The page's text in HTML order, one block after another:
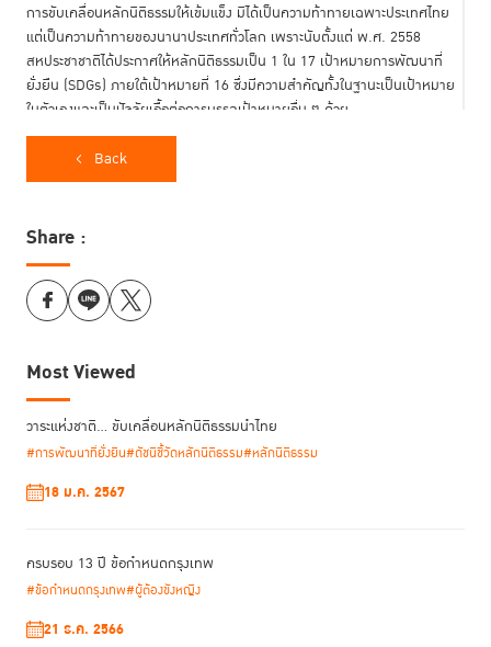
การขับเคลื่อนหลักนิติธรรมให้เข้มแข็ง มิได้เป็นความท้าทายเฉพาะประเทศไทย
แต่เป็นความท้าทายของนานาประเทศทั่วโลก เพราะนับตั้งแต่ พ.ศ. 2558
สหประชาชาติได้ประกาศให้หลักนิติธรรมเป็น 1 ใน 17 เป้าหมายการพัฒนาที่
ยั่งยืน (SDGs) ภายใต้เป้าหมายที่ 16 ซึ่งมีความสำคัญทั้งในฐานะเป็นเป้าหมาย
ในตัวเองและเป็นปัจจัยเอื้อต่อการบรรลุเป้าหมายอื่น ๆ ด้วย
Word Justice Project (WJP) ได้จัดทำดัชนีชี้วัดหลักนิติธรรม (Rule of
Law Index) เพื่อเป็นเครื่องมือในการประเมินความมีนิติธรรมของแต่ละ
เหมาะสม การปราศจากการคอร์รัปชัน รัฐบาลโปร่งใส สิทธิมนุษยชนขั้นพื้นฐาน
ทางแพ่ง และกระบวนการยุติธรรมทางอาญา
Ms. Elizabeth Andersen ผู้อำนวยการ WJP
ผู้เชี่ยวชาญของประเทศนั้น ๆ โดยในปี 2566 ได้ทำการสำรวจ 149,000 ครัว
เรือน ผู้เชี่ยวชาญและผู้ประกอบวิชาชีพกฎหมาย 3,400 คน ใน 142 ประเทศทั่ว
โลก นอกจากนี้ ยังได้ตั้งข้อสังเกตว่าประเทศหรือสังคมใด ๆ ที่มีระดับการ
พัฒนาด้านหลักนิติธรรมที่ดีมักจะมีความสัมพันธ์ไปในทิศทางเดียวกันกับดัชนี
หลักนิติธรรม จำเป็นต้องอาศัยภาวะความเป็นผู้นำของผู้บริหารประเทศในทุก
ส่วนในสังคม
สถานการณ์หลักนิติธรรมในไทยถดถอยต่อเนื่อง
Back
Share :
Most Viewed
วาระแห่งชาติ… ขับเคลื่อนหลักนิติธรรมนำไทย
#การพัฒนาที่ยั่งยืน#ดัชนีชี้วัดหลักนิติธรรม#หลักนิติธรรม
18 ม.ค. 2567
ครบรอบ 13 ปี ข้อกำหนดกรุงเทพ
#ข้อกำหนดกรุงเทพ#ผู้ต้องขังหญิง
21 ธ.ค. 2566